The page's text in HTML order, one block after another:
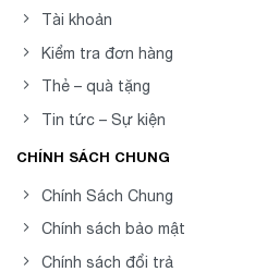
Tài khoản
Kiểm tra đơn hàng
Thẻ – quà tặng
Tin tức – Sự kiện
CHÍNH SÁCH CHUNG
Chính Sách Chung
Chính sách bảo mật
Chính sách đổi trả